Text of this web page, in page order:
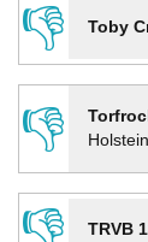
👎
Toby
👎
Holstein
👎
TRVB